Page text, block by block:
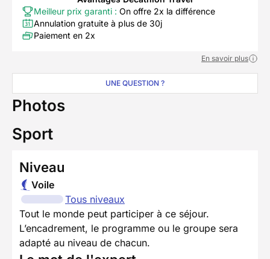
Meilleur prix garanti : On offre 2x la différence
Annulation gratuite à plus de 30j
Paiement en 2x
En savoir plus
UNE QUESTION ?
Photos
Sport
Niveau
Voile
Tous niveaux
Tout le monde peut participer à ce séjour.
L’encadrement, le programme ou le groupe sera
adapté au niveau de chacun.